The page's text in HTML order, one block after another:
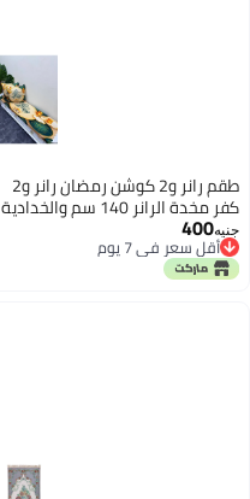
طقم رانر و2 كوشن رمضان رانر و2
كفر مخدة الرانر 140 سم والخدادية
40*40 سم
جنيه400
أقل سعر في 7 يوم
أقل سعر في 7 يوم